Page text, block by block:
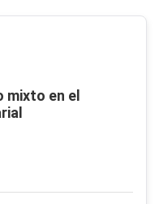
mixto en el